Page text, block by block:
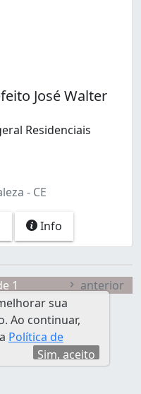
José Walter
Residenciais
- CE
Info
1
anterior
sua
Ao continuar,
Política de
Sim, aceito